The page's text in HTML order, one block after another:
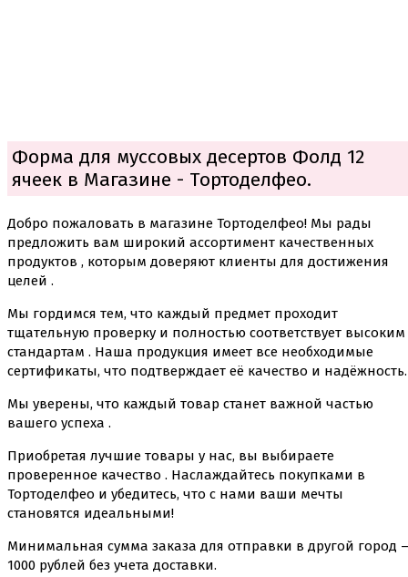
Форма для муссовых десертов Фолд 12
ячеек в Магазине - Тортоделфео.
Добро пожаловать в магазине Тортоделфео! Мы рады
предложить вам широкий ассортимент качественных
продуктов , которым доверяют клиенты для достижения
целей .
Мы гордимся тем, что каждый предмет проходит
тщательную проверку и полностью соответствует высоким
стандартам . Наша продукция имеет все необходимые
сертификаты, что подтверждает её качество и надёжность.
Мы уверены, что каждый товар станет важной частью
вашего успеха .
Приобретая лучшие товары у нас, вы выбираете
проверенное качество . Наслаждайтесь покупками в
Тортоделфео и убедитесь, что с нами ваши мечты
становятся идеальными!
Минимальная сумма заказа для отправки в другой город
1000 рублей без учета доставки.